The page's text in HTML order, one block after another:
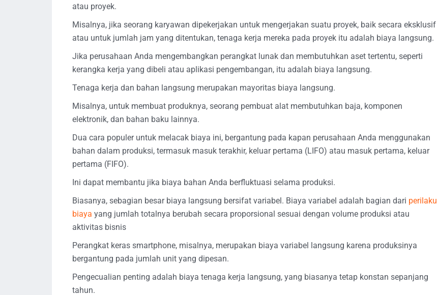
atau proyek.
Misalnya, jika seorang karyawan dipekerjakan untuk mengerjakan suatu proyek, baik secara eksklusif
atau untuk jumlah jam yang ditentukan, tenaga kerja mereka pada proyek itu adalah biaya langsung.
Jika perusahaan Anda mengembangkan perangkat lunak dan membutuhkan aset tertentu, seperti
kerangka kerja yang dibeli atau aplikasi pengembangan, itu adalah biaya langsung.
Tenaga kerja dan bahan langsung merupakan mayoritas biaya langsung.
Misalnya, untuk membuat produknya, seorang pembuat alat membutuhkan baja, komponen
elektronik, dan bahan baku lainnya.
Dua cara populer untuk melacak biaya ini, bergantung pada kapan perusahaan Anda menggunakan
bahan dalam produksi, termasuk masuk terakhir, keluar pertama (LIFO) atau masuk pertama, keluar
pertama (FIFO).
Ini dapat membantu jika biaya bahan Anda berfluktuasi selama produksi.
Biasanya, sebagian besar biaya langsung bersifat variabel. Biaya variabel adalah bagian dari perilaku
biaya yang jumlah totalnya berubah secara proporsional sesuai dengan volume produksi atau
aktivitas bisnis
Perangkat keras smartphone, misalnya, merupakan biaya variabel langsung karena produksinya
bergantung pada jumlah unit yang dipesan.
Pengecualian penting adalah biaya tenaga kerja langsung, yang biasanya tetap konstan sepanjang
tahun.